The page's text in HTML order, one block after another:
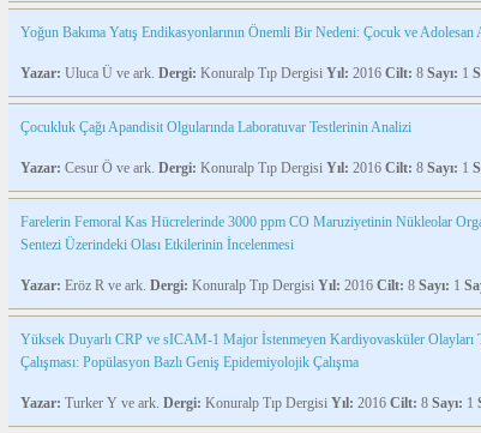
Yoğun Bakıma Yatış Endikasyonlarının Önemli Bir Nedeni: Çocuk ve
Yazar: Uluca Ü ve ark. Dergi: Konuralp Tıp Dergisi Yıl: 2016 Cilt: 8 Sayı: 1
Çocukluk Çağı Apandisit Olgularında Laboratuvar Testlerinin Analizi
Yazar: Cesur Ö ve ark. Dergi: Konuralp Tıp Dergisi Yıl: 2016 Cilt: 8 Sayı: 1
Farelerin Femoral Kas Hücrelerinde 3000 ppm CO Maruziyetinin Nükleolar
Sentezi Üzerindeki Olası Etkilerinin İncelenmesi
Yazar: Eröz R ve ark. Dergi: Konuralp Tıp Dergisi Yıl: 2016 Cilt: 8 Sayı: 1
Yüksek Duyarlı CRP ve sICAM-1 Major İstenmeyen Kardiyovasküler
Çalışması: Popülasyon Bazlı Geniş Epidemiyolojik Çalışma
Yazar: Turker Y ve ark. Dergi: Konuralp Tıp Dergisi Yıl: 2016 Cilt: 8 Sayı: 1